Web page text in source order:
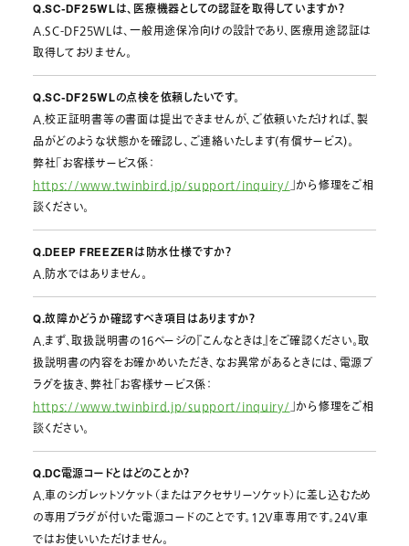
Q.SC-DF25WLは、医療機器としての認証を取得していますか？
A.SC-DF25WLは、一般用途保冷向けの設計であり、医療用途認証は
取得しておりません。
Q.SC-DF25WLの点検を依頼したいです。
A.校正証明書等の書面は提出できませんが、ご依頼いただければ、製
品がどのような状態かを確認し、ご連絡いたします(有償サービス)。
弊社「お客様サービス係：
https://www.twinbird.jp/support/inquiry/」から修理をご相
談ください。
Q.DEEP FREEZERは防水仕様ですか？
A.防水ではありません。
Q.故障かどうか確認すべき項目はありますか？
A.まず、取扱説明書の16ページの『こんなときは』をご確認ください。取
扱説明書の内容をお確かめいただき、なお異常があるときには、電源プ
ラグを抜き、弊社「お客様サービス係：
https://www.twinbird.jp/support/inquiry/」から修理をご相
談ください。
Q.DC電源コードとはどのことか？
A.車のシガレットソケット（またはアクセサリーソケット）に差し込むため
の専用プラグが付いた電源コードのことです。12V車専用です。24V車
ではお使いいただけません。